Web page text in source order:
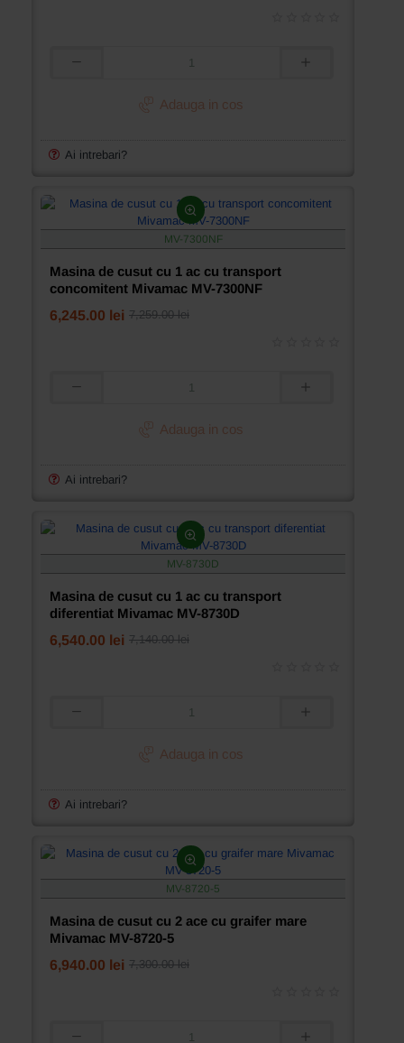
ac
de
Mivamac
MV-
8300D
Adauga in cos
Ai intrebari?
MV-7300NF
Masina de cusut cu 1 ac cu transport
concomitent Mivamac MV-7300NF
6,245.00 lei 7,259.00 lei
ac
concomitent
MV-
7300NF
Adauga in cos
Ai intrebari?
MV-8730D
Masina de cusut cu 1 ac cu transport
diferentiat Mivamac MV-8730D
6,540.00 lei 7,140.00 lei
ac
diferentiat
MV-
8730D
Adauga in cos
Ai intrebari?
MV-8720-5
Masina de cusut cu 2 ace cu graifer mare
Mivamac MV-8720-5
6,940.00 lei 7,300.00 lei